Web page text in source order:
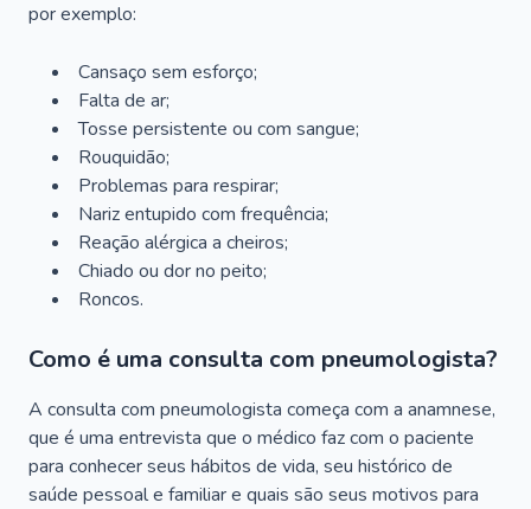
por exemplo:
Cansaço sem esforço;
Falta de ar;
Tosse persistente ou com sangue;
Rouquidão;
Problemas para respirar;
Nariz entupido com frequência;
Reação alérgica a cheiros;
Chiado ou dor no peito;
Roncos.
Como é uma consulta com pneumologista?
A consulta com pneumologista começa com a anamnese,
que é uma entrevista que o médico faz com o paciente
para conhecer seus hábitos de vida, seu histórico de
saúde pessoal e familiar e quais são seus motivos para